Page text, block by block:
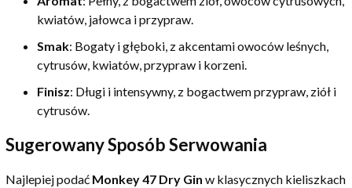
kwiatów, jałowca i przypraw.
Smak: Bogaty i głęboki, z akcentami owoców leśnych,
cytrusów, kwiatów, przypraw i korzeni.
Finisz: Długi i intensywny, z bogactwem przypraw, ziół i
cytrusów.
Sugerowany Sposób Serwowania
Najlepiej podać Monkey 47 Dry Gin w klasycznych kieliszkach